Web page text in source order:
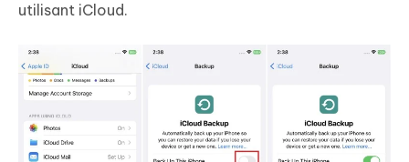
utilisant iCloud.